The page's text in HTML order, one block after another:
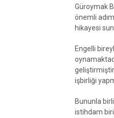
Güroymak
önemli
hikayesi
Engelli
işbirliği
Bununla
istihdam